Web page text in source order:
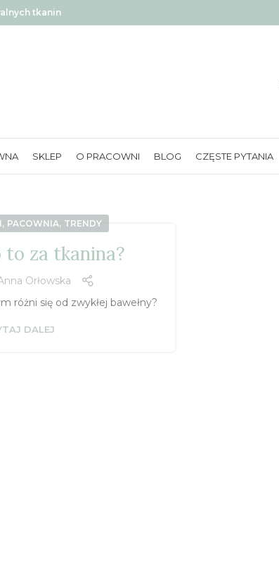
tkanin
SKLEP O PRACOWNI BLOG CZĘSTE PYTANIA
, PACOWNIA, TRENDY
to za tkanina?
Orłowska
różni się od zwykłej bawełny?
DALEJ